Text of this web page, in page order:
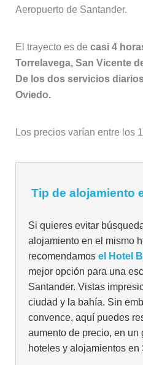
Aeropuerto de Santander.
El trayecto es de casi 4
Torrelavega, San Vicente
De los dos servicios
Oviedo.
Los precios varían entre los
Tip de alojamiento
Si quieres evitar
alojamiento en el mismo
recomendamos el Hotel
mejor opción para una
Santander. Vistas
ciudad y la bahía. Sin
convence, aquí puedes
aumento de precio, en un
hoteles y alojamientos en